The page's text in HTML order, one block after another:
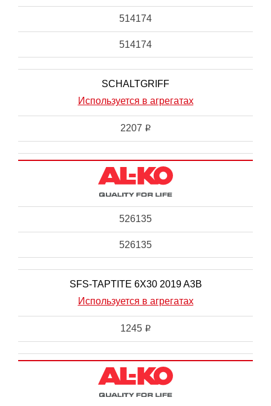
514174
514174
SCHALTGRIFF
Используется в агрегатах
2207 i
526135
526135
SFS-TAPTITE 6X30 2019 A3B
Используется в агрегатах
1245 i